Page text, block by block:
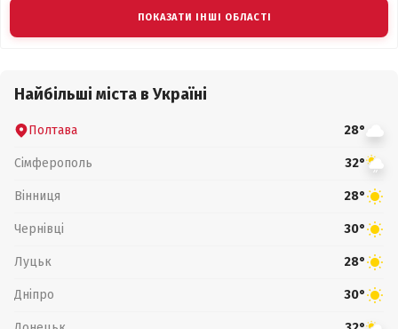
ПОКАЗАТИ ІНШІ ОБЛАСТІ
Найбільші міста в Україні
Полтава 28°
Сімферополь 32°
Вінниця 28°
Чернівці 30°
Луцьк 28°
Дніпро 30°